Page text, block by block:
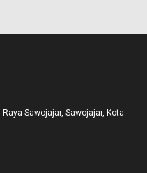
Sawojajar, Sawojajar, Kota